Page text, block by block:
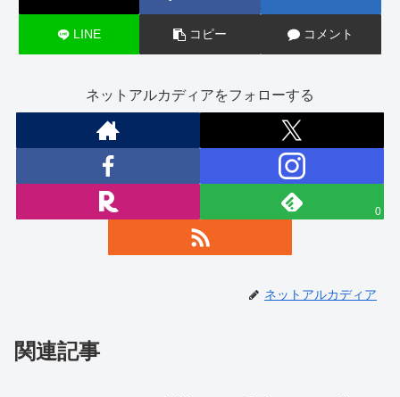
LINE コピー コメント
ネットアルカディアをフォローする
0
ネットアルカディア
関連記事